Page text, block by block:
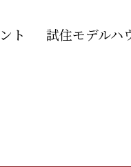
ト 試住モデルハ